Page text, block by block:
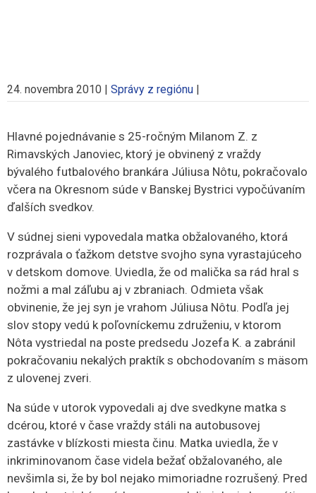
24. novembra 2010 | Správy z regiónu |
Hlavné pojednávanie s 25-ročným Milanom Z. z
Rimavských Janoviec, ktorý je obvinený z vraždy
bývalého futbalového brankára Júliusa Nôtu, pokračovalo
včera na Okresnom súde v Banskej Bystrici vypočúvaním
ďalších svedkov.
V súdnej sieni vypovedala matka obžalovaného, ktorá
rozprávala o ťažkom detstve svojho syna vyrastajúceho
v detskom domove. Uviedla, že od malička sa rád hral s
nožmi a mal záľubu aj v zbraniach. Odmieta však
obvinenie, že jej syn je vrahom Júliusa Nôtu. Podľa jej
slov stopy vedú k poľovníckemu združeniu, v ktorom
Nôta vystriedal na poste predsedu Jozefa K. a zabránil
pokračovaniu nekalých praktík s obchodovaním s mäsom
z ulovenej zveri.
Na súde v utorok vypovedali aj dve svedkyne matka s
dcérou, ktoré v čase vraždy stáli na autobusovej
zastávke v blízkosti miesta činu. Matka uviedla, že v
inkriminovanom čase videla bežať obžalovaného, ale
nevšimla si, že by bol nejako mimoriadne rozrušený. Pred